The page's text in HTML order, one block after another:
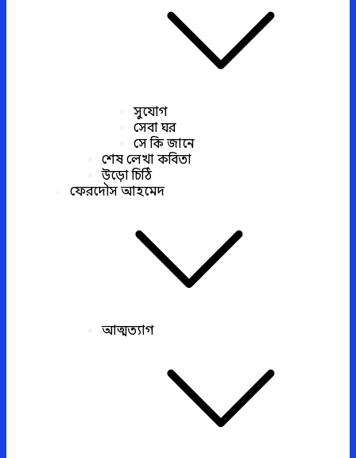
সুযোগ
সেবা ঘর
সে কি জানে
শেষ লেখা কবিতা
উড়ো চিঠি
ফেরদৌস আহমেদ
আত্মত্যাগ